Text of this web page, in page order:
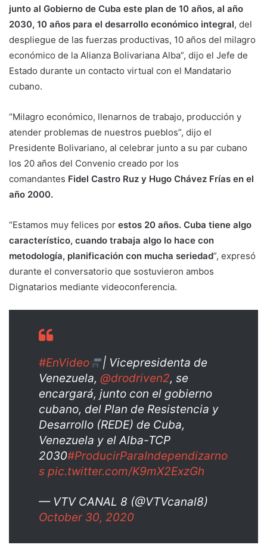
junto al Gobierno de Cuba este plan de 10 años, al año
2030, 10 años para el desarrollo económico integral, del
despliegue de las fuerzas productivas, 10 años del milagro
económico de la Alianza Bolivariana Alba”, dijo el Jefe de
Estado durante un contacto virtual con el Mandatario
cubano.
“Milagro económico, llenarnos de trabajo, producción y
atender problemas de nuestros pueblos”, dijo el
Presidente Bolivariano, al celebrar junto a su par cubano
los 20 años del Convenio creado por los
comandantes Fidel Castro Ruz y Hugo Chávez Frías en el
año 2000.
“Estamos muy felices por estos 20 años. Cuba tiene algo
característico, cuando trabaja algo lo hace con
metodología, planificación con mucha seriedad”, expresó
durante el conversatorio que sostuvieron ambos
Dignatarios mediante videoconferencia.
#EnVideo
| Vicepresidenta de
Venezuela, @drodriven2, se
encargará, junto con el gobierno
cubano, del Plan de Resistencia y
Desarrollo (REDE) de Cuba,
Venezuela y el Alba-TCP
2030#ProducirParaIndependizarno
s pic.twitter.com/K9mX2ExzGh
— VTV CANAL 8 (@VTVcanal8)
October 30, 2020